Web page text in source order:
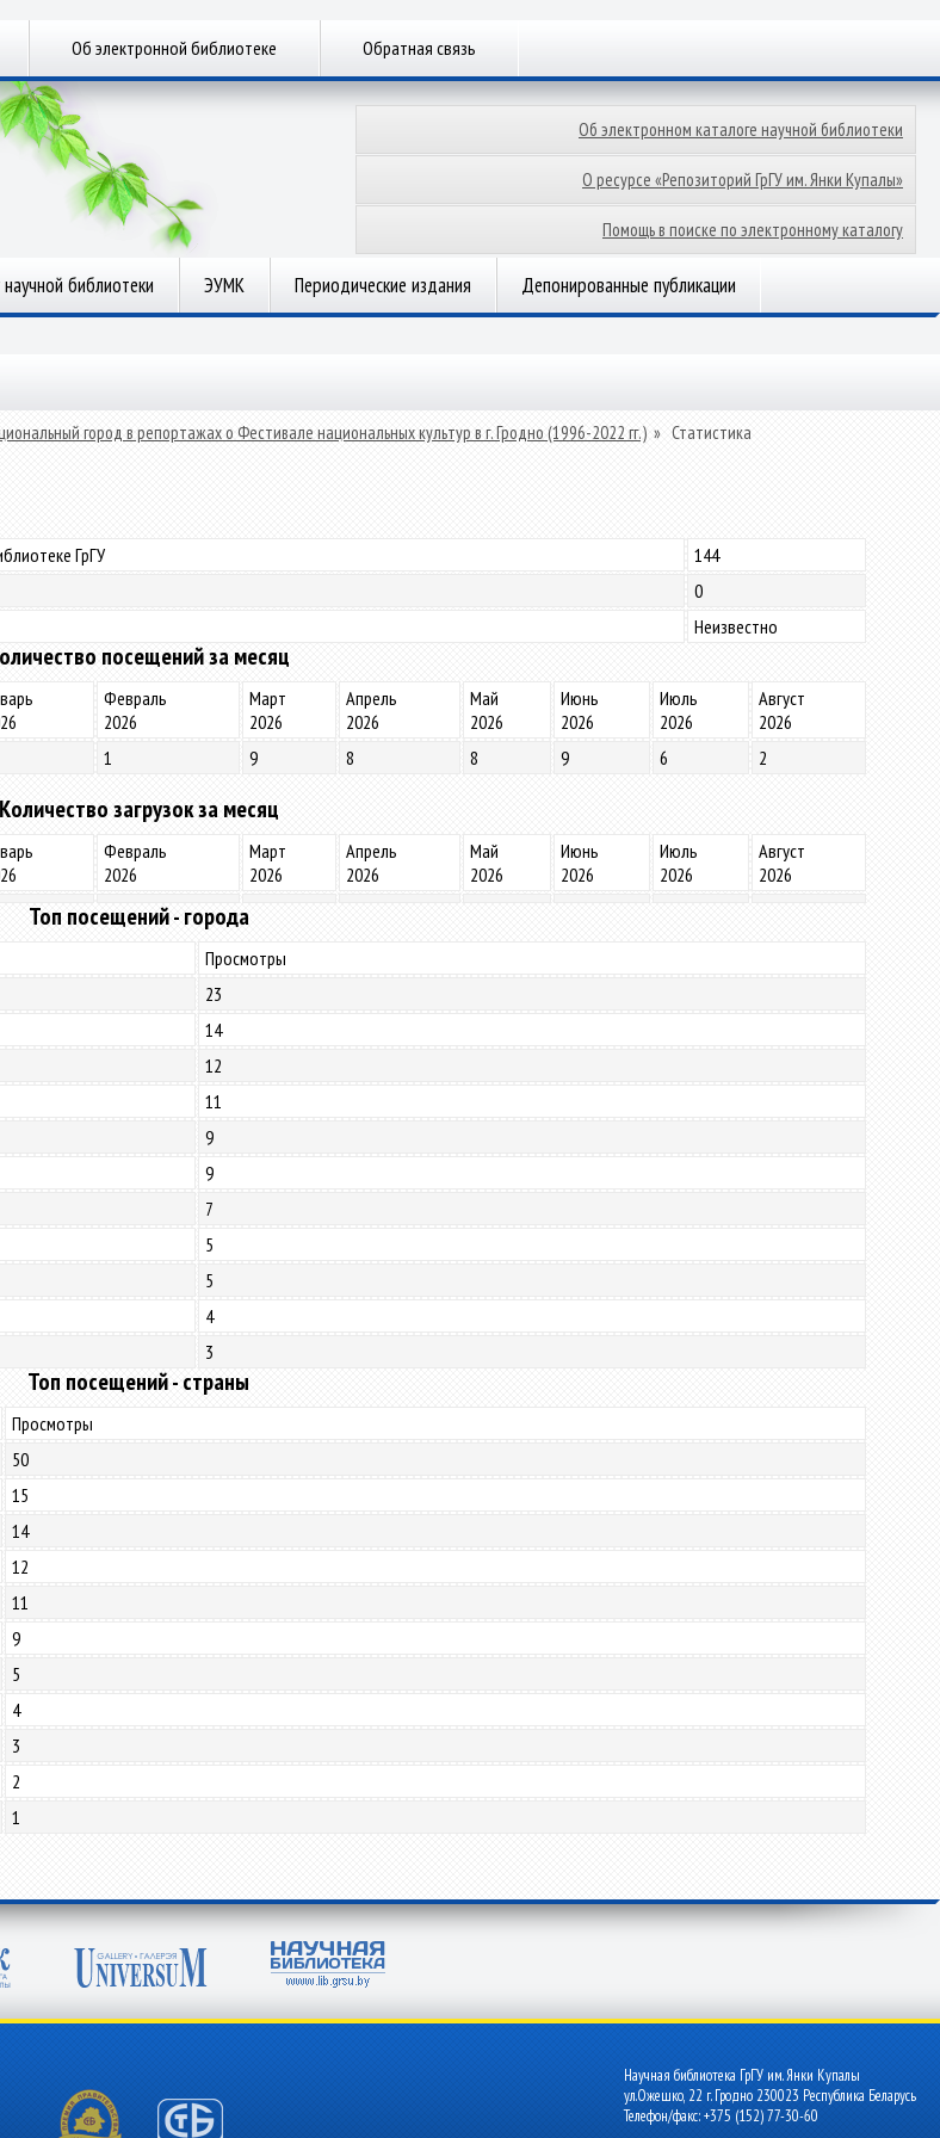
Об электронной библиотеке Обратная связь
Об электронном каталоге научной библиотеки
О ресурсе «Репозиторий ГрГУ им. Янки Купалы»
Помощь в поиске по электронному каталогу
библиотеки ЭУМК Периодические издания Депонированные публикации
город в репортажах о Фестивале национальных культур в г. Гродно (1996-2022 гг.) » Статистика
ГрГУ
144
0
Неизвестно
посещений за месяц
Февраль
2026
Март
2026
Апрель
2026
Май
2026
Июнь
2026
Июль
2026
Август
2026
1 9 8 8 9 6 2
Количество загрузок за месяц
Февраль
2026
Март
2026
Апрель
2026
Май
2026
Июнь
2026
Июль
2026
Август
2026
Топ посещений - города
Просмотры
23
14
12
11
9
9
7
5
5
4
3
Топ посещений - страны
Просмотры
50
15
14
12
11
9
5
4
3
2
1
Научная библиотека ГрГУ им. Янки Купалы
ул.Ожешко, 22 г. Гродно 230023 Республика Беларусь
Телефон/факс: +375 (152) 77-30-60